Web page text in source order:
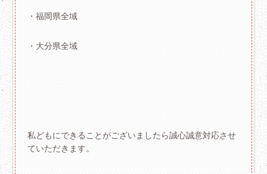
・福岡県全域
・大分県全域
私どもにできることがございましたら誠心誠意対応させ
ていただきます。